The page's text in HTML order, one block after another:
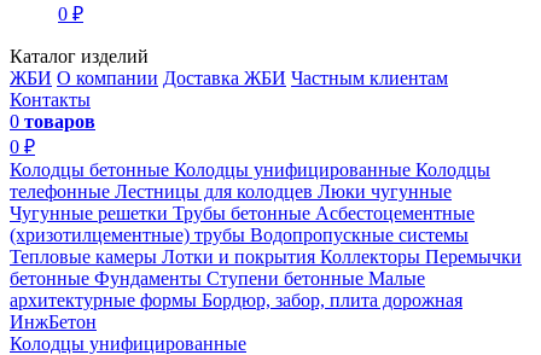
0 ₽
Каталог изделий
ЖБИ О компании Доставка ЖБИ Частным клиентам
Контакты
0 товаров
0 ₽
Колодцы бетонные Колодцы унифицированные Колодцы
телефонные Лестницы для колодцев Люки чугунные
Чугунные решетки Трубы бетонные Асбестоцементные
(хризотилцементные) трубы Водопропускные системы
Тепловые камеры Лотки и покрытия Коллекторы Перемычки
бетонные Фундаменты Ступени бетонные Малые
архитектурные формы Бордюр, забор, плита дорожная
ИнжБетон
Колодцы унифицированные